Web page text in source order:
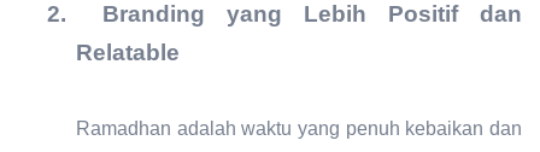
2.
Branding yang Lebih Positif dan
Relatable
Ramadhan adalah waktu yang penuh kebaikan dan